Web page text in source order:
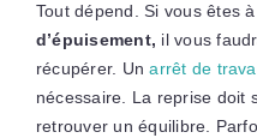
Tout dépend. Si vous êtes
d’épuisement, il vous
récupérer. Unarrêt de
nécessaire. La reprise doit
retrouver un équilibre.